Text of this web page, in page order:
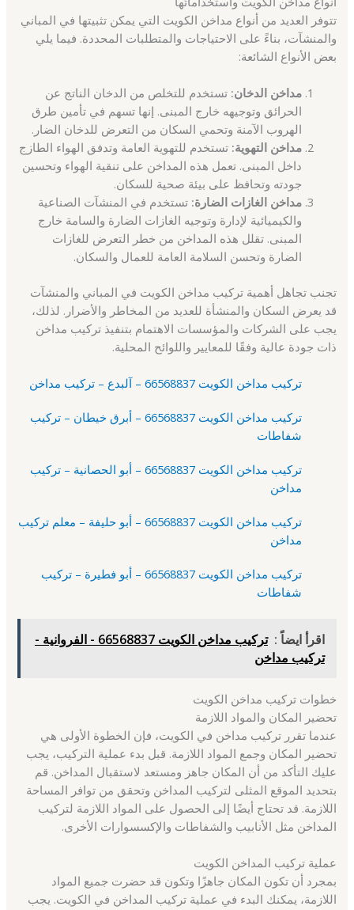
تتوفر العديد من أنواع مداخن الكويت التي يمكن تثبيتها في المباني
والمنشآت، بناءً على الاحتياجات والمتطلبات المحددة. فيما يلي
بعض الأنواع الشائعة:
مداخن الدخان: تستخدم للتخلص من الدخان الناتج عن
الحرائق وتوجيهه خارج المبنى. إنها تسهم في تأمين طرق
الهروب الآمنة وتحمي السكان من التعرض للدخان الضار.
مداخن التهوية: تستخدم للتهوية العامة وتدفق الهواء الطازج
داخل المبنى. تعمل هذه المداخن على تنقية الهواء وتحسين
جودته وتحافظ على بيئة صحية للسكان.
مداخن الغازات الضارة: تستخدم في المنشآت الصناعية
والكيميائية لإدارة وتوجيه الغازات الضارة والسامة خارج
المبنى. تقلل هذه المداخن من خطر التعرض للغازات
الضارة وتحسن السلامة العامة للعمال والسكان.
تجنب تجاهل أهمية تركيب مداخن الكويت في المباني والمنشآت
قد يعرض السكان والمنشأة للعديد من المخاطر والأضرار. لذلك،
يجب على الشركات والمؤسسات الاهتمام بتنفيذ تركيب مداخن
ذات جودة عالية وفقًا للمعايير واللوائح المحلية.
تركيب مداخن الكويت 66568837 – آلبدع – تركيب مداخن
تركيب مداخن الكويت 66568837 – أبرق خيطان – تركيب
شفاطات
تركيب مداخن الكويت 66568837 – أبو الحصانية – تركيب
مداخن
تركيب مداخن الكويت 66568837 – أبو حليفة – معلم تركيب
مداخن
تركيب مداخن الكويت 66568837 – أبو فطيرة – تركيب
شفاطات
اقرأ ايضاً :
تركيب مداخن الكويت 66568837 - الفروانية -
تركيب مداخن
خطوات تركيب مداخن الكويت
تحضير المكان والمواد اللازمة
عندما تقرر تركيب مداخن في الكويت، فإن الخطوة الأولى هي
تحضير المكان وجمع المواد اللازمة. قبل بدء عملية التركيب، يجب
عليك التأكد من أن المكان جاهز ومستعد لاستقبال المداخن. قم
بتحديد الموقع المثلى لتركيب المداخن وتحقق من توافر المساحة
اللازمة. قد تحتاج أيضًا إلى الحصول على المواد اللازمة لتركيب
المداخن مثل الأنابيب والشفاطات والإكسسوارات الأخرى.
عملية تركيب المداخن الكويت
بمجرد أن تكون المكان جاهزًا وتكون قد حضرت جميع المواد
اللازمة، يمكنك البدء في عملية تركيب المداخن في الكويت. يجب